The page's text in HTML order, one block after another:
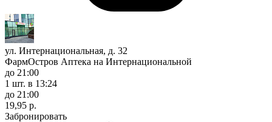
ул. Интернациональная, д. 32
ФармОстров Аптека на Интернациональной
до 21:00
1 шт. в 13:24
до 21:00
19,95 р.
Забронировать